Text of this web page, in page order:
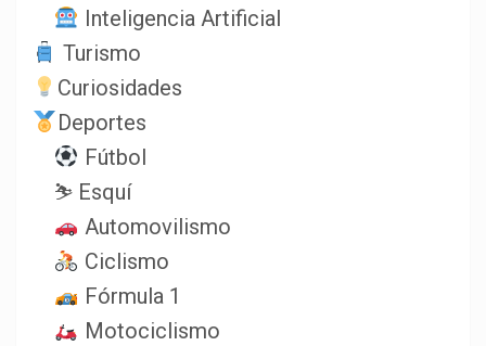
Inteligencia Artificial
Turismo
Curiosidades
Deportes
Fútbol
⛷️ Esquí
Automovilismo
Ciclismo
Fórmula 1
Motociclismo